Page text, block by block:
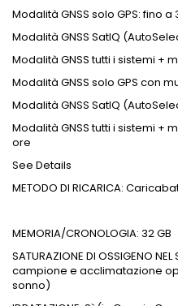
Modalità GNSS solo GPS: fino a
Modalità GNSS SatIQ
Modalità GNSS tutti i sistemi +
Modalità GNSS solo GPS con
Modalità GNSS SatIQ
Modalità GNSS tutti i sistemi +
ore
See Details
METODO DI RICARICA:
MEMORIA/CRONOLOGIA: 32 GB
SATURAZIONE DI OSSIGENO
campione e acclimatazione
sonno)